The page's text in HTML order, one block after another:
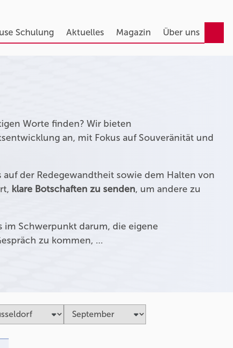
Schulung Aktuelles Magazin Über uns
Worte finden? Wir bieten
an, mit Fokus auf Souveränität und
der Redegewandtheit sowie dem Halten von
klare Botschaften zu senden, um andere zu
Schwerpunkt darum, die eigene
zu kommen, …